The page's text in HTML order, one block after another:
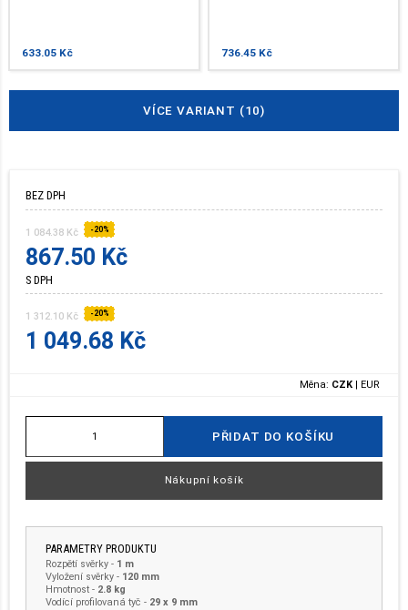
633.05 Kč 736.45 Kč
VÍCE VARIANT (10)
BEZ DPH
1 084.38 Kč -20%
867.50 Kč
S DPH
1 312.10 Kč -20%
1 049.68 Kč
Měna: CZK | EUR
PŘIDAT DO KOŠÍKU
Nákupní košík
PARAMETRY PRODUKTU
Rozpětí svěrky- 1 m
Vyložení svěrky- 120 mm
Hmotnost- 2.8 kg
Vodící profilovaná tyč - 29 x 9 mm